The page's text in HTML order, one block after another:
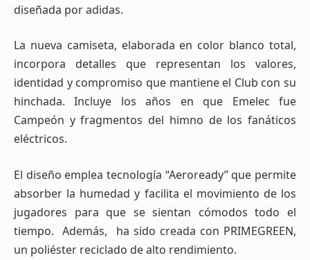
diseñada por adidas.
La nueva camiseta, elaborada en color blanco total,
incorpora detalles que representan los valores,
identidad y compromiso que mantiene el Club con su
hinchada. Incluye los años en que Emelec fue
Campeón y fragmentos del himno de los fanáticos
eléctricos.
El diseño emplea tecnología “Aeroready” que permite
absorber la humedad y facilita el movimiento de los
jugadores para que se sientan cómodos todo el
tiempo. Además, ha sido creada con PRIMEGREEN,
un poliéster reciclado de alto rendimiento.